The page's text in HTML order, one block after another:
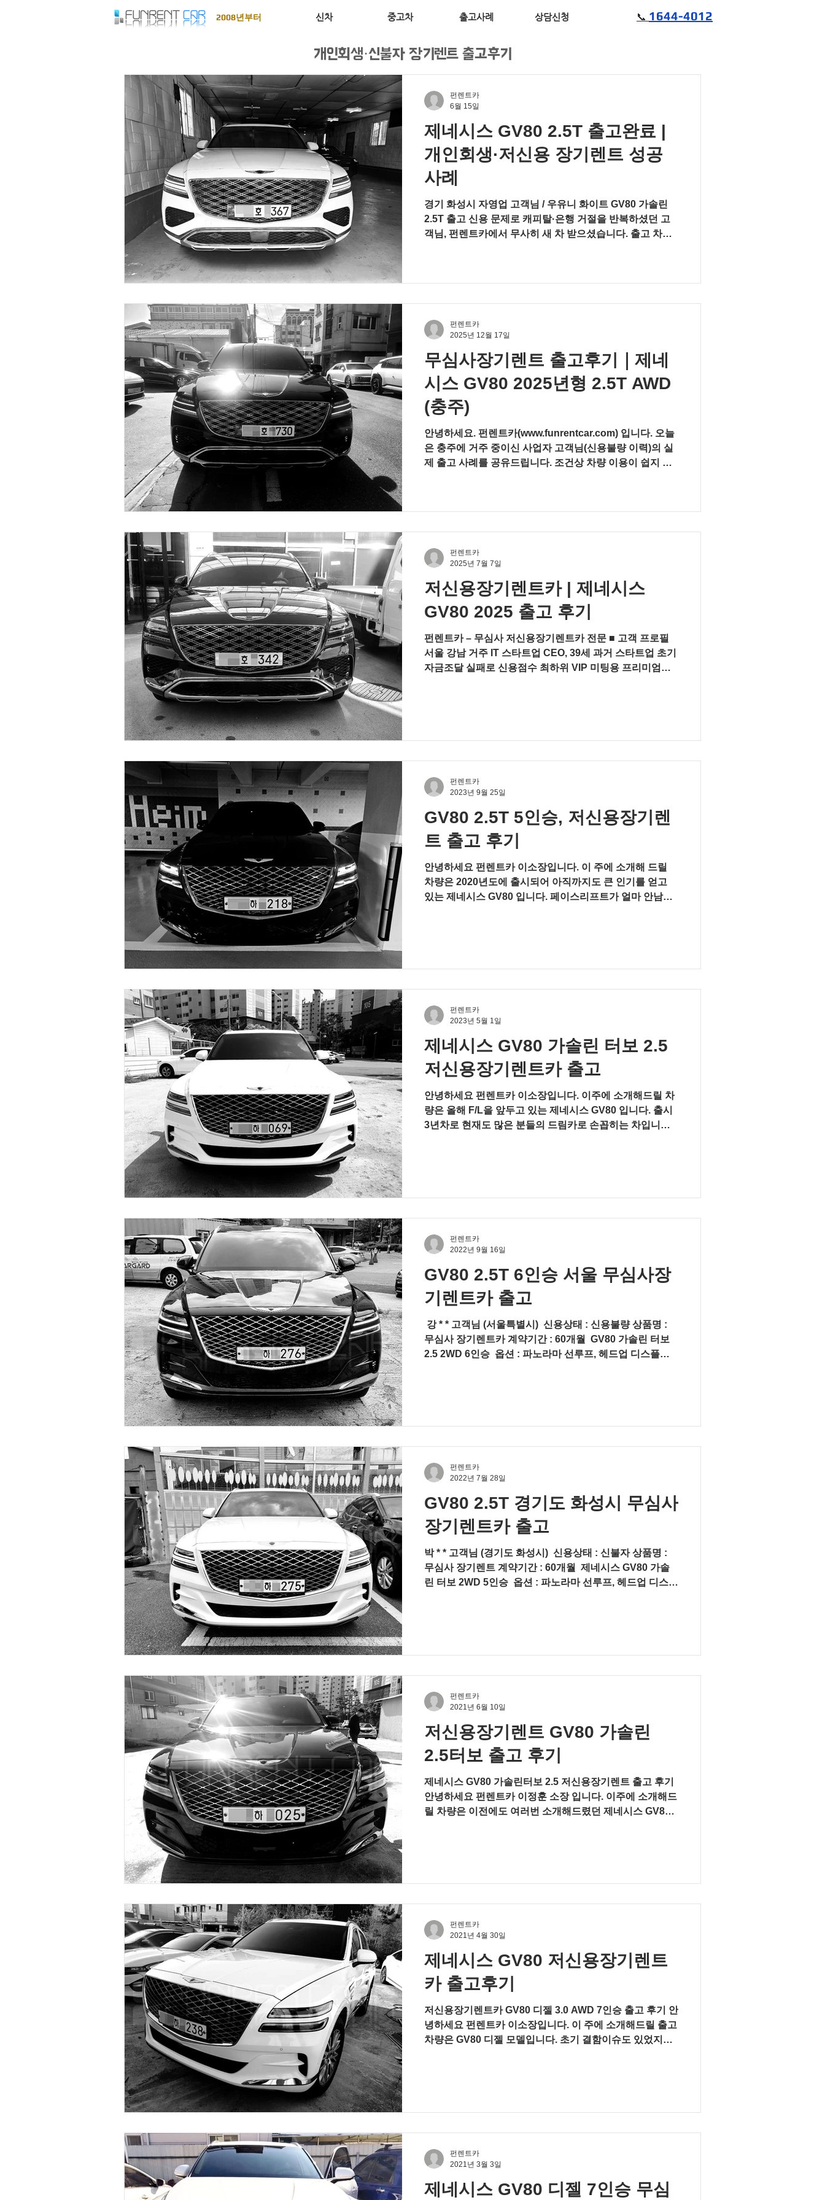
2008년부터 신차 중고차 출고사례 상담신청 📞 1644-4012
개인회생·신불자 장기렌트 출고후기
제네시스 GV80 2.5T 출고완료 |
개인회생·저신용 장기렌트 성공
사례
경기 화성시 자영업 고객님 / 우유니 화이트 GV80 가솔린
2.5T 출고 신용 문제로 캐피탈·은행 거절을 반복하셨던 고
객님, 펀렌트카에서 무사히 새 차 받으셨습니다. 출고 차량
휠 계약형태 장기렌트 (개인회생 진행 고객) ※ 차량 번호판
은 개인정보 보호를 위해 모자이크 처리되었습니다. 이번
출고 포인트 개인회생 진행 중에도 출고 OK — 법원 인가
결정문만 있으면 진행 가능, 신용조회 부담 최소화 저신용
장기렌트 전용 심사라인으로 캐피탈 거절 이력 고객도 승인
초기비용·보증금 부담을 낮춘 맞춤 견적으로 월 납입금 안
는 올인원 구조 고객님
펀렌트카
6월 15일
무심사장기렌트 출고후기｜제네
시스 GV80 2025년형 2.5T AWD
(충주)
안녕하세요. 펀렌트카(www.funrentcar.com) 입니다. 오늘
은 충주에 거주 중이신 사업자 고객님(신용불량 이력)의 실
제 출고 사례를 공유드립니다. 조건상 차량 이용이 쉽지 않
(개별소비세 인하 적용) 비크 블랙 특유의 깊이감 있는 컬러
와 베이지 투톤 실내 조합은 GV80의 고급스러움을 가장 잘
살려주는 구성입니다. 실제로 차량을 마주하신 고객님도
“사진보다 실물이 훨씬 낫다”는 말씀을 먼저 주셨습니다.
실내·주행 만족도 포인트 대형 디스플레이와 직관적인 센터
펀렌트카
2025년 12월 17일
저신용장기렌트카 | 제네시스
GV80 2025 출고 후기
펀렌트카 – 무심사 저신용장기렌트카 전문 ■ 고객 프로필
서울 강남 거주 IT 스타트업 CEO, 39세 과거 스타트업 초기
자금조달 실패로 신용점수 최하위 VIP 미팅용 프리미엄
비크 블랙 / 블루 & 글래시어 화이트 + 뉴스페이퍼 리얼우드
고객 스토리 ― “신용 때문에 포기하지 마세요!” 창업 후 한
때 연체 이력까지 있었던 B 대표님은 캐피털·리스사에서 모
두 거절을 받았습니다.하지만 펀렌트카는 무심사 프로세스
펀렌트카
2025년 7월 7일
GV80 2.5T 5인승, 저신용장기렌
트 출고 후기
안녕하세요 펀렌트카 이소장입니다. 이 주에 소개해 드릴
차량은 2020년도에 출시되어 아직까지도 큰 인기를 얻고
있는 제네시스 GV80 입니다. 페이스리프트가 얼마 안남은
펀렌트카
2023년 9월 25일
제네시스 GV80 가솔린 터보 2.5
저신용장기렌트카 출고
안녕하세요 펀렌트카 이소장입니다. 이주에 소개해드릴 차
량은 올해 F/L을 앞두고 있는 제네시스 GV80 입니다. 출시
3년차로 현재도 많은 분들의 드림카로 손꼽히는 차입니다.
펀렌트카
2023년 5월 1일
GV80 2.5T 6인승 서울 무심사장
기렌트카 출고
​ 강 * * 고객님 (서울특별시) ​ 신용상태 : 신용불량 상품명 :
무심사 장기렌트카 계약기간 : 60개월 ​ GV80 가솔린 터보
2.5 2WD 6인승 ​ 옵션 : 파노라마 선루프, 헤드업 디스플레
펀렌트카
2022년 9월 16일
GV80 2.5T 경기도 화성시 무심사
장기렌트카 출고
박 * * 고객님 (경기도 화성시) ​ 신용상태 : 신불자 상품명 :
무심사 장기렌트 계약기간 : 60개월 ​ 제네시스 GV80 가솔
린 터보 2WD 5인승 ​ 옵션 : 파노라마 선루프, 헤드업 디스플
펀렌트카
2022년 7월 28일
저신용장기렌트 GV80 가솔린
2.5터보 출고 후기
제네시스 GV80 가솔린터보 2.5 저신용장기렌트 출고 후기
안녕하세요 펀렌트카 이정훈 소장 입니다. 이주에 소개해드
릴 차량은 이전에도 여러번 소개해드렸던 제네시스 GV80
펀렌트카
2021년 6월 10일
제네시스 GV80 저신용장기렌트
카 출고후기
저신용장기렌트카 GV80 디젤 3.0 AWD 7인승 출고 후기 안
녕하세요 펀렌트카 이소장입니다. 이 주에 소개해드릴 출고
차량은 GV80 디젤 모델입니다. 초기 결함이슈도 있었지만
펀렌트카
2021년 4월 30일
제네시스 GV80 디젤 7인승 무심
펀렌트카
2021년 3월 3일